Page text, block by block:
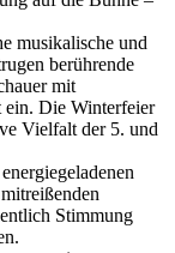
musikalische und
berührende
mit
ein. Die Winterfeier
Vielfalt der 5. und
Stimmung